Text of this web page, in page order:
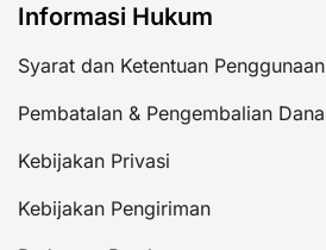
Informasi Hukum
Syarat dan Ketentuan Penggunaan
Pembatalan & Pengembalian Dana
Kebijakan Privasi
Kebijakan Pengiriman